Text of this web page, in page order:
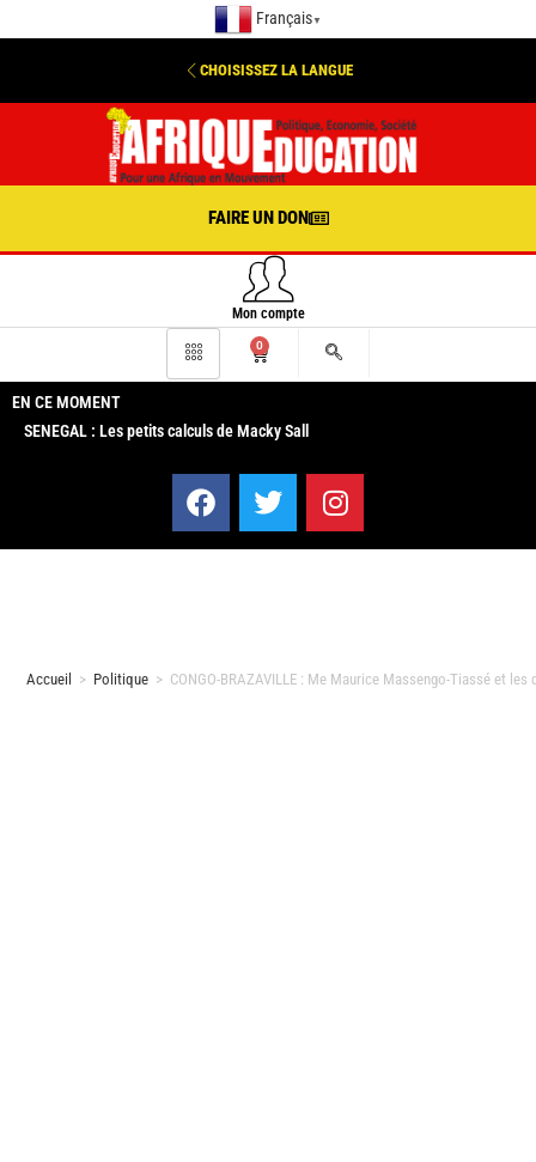
Français ▼
CHOISISSEZ LA LANGUE
FAIRE UN DON
Mon compte
0
EN CE MOMENT
SENEGAL : Les petits calculs de Macky Sall
Accueil > Politique > CONGO-BRAZAVILLE : Me Maurice Massengo-Tiassé et